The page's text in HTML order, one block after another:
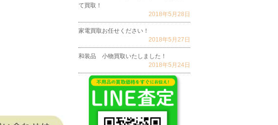
て買取！
2018年5月28日
家電買取お任せください！
2018年5月27日
和装品 小物買取いたしました！
2018年5月24日